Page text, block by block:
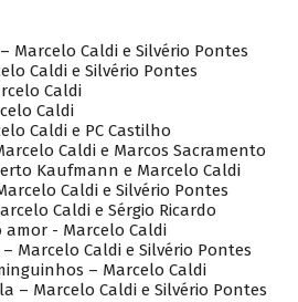
Marcelo Caldi e Silvério Pontes
Caldi e Silvério Pontes
Caldi
Caldi
Caldi e PC Castilho
Caldi e Marcos Sacramento
Kaufmann e Marcelo Caldi
Caldi e Silvério Pontes
Caldi e Sérgio Ricardo
- Marcelo Caldi
Marcelo Caldi e Silvério Pontes
– Marcelo Caldi
– Marcelo Caldi e Silvério Pontes